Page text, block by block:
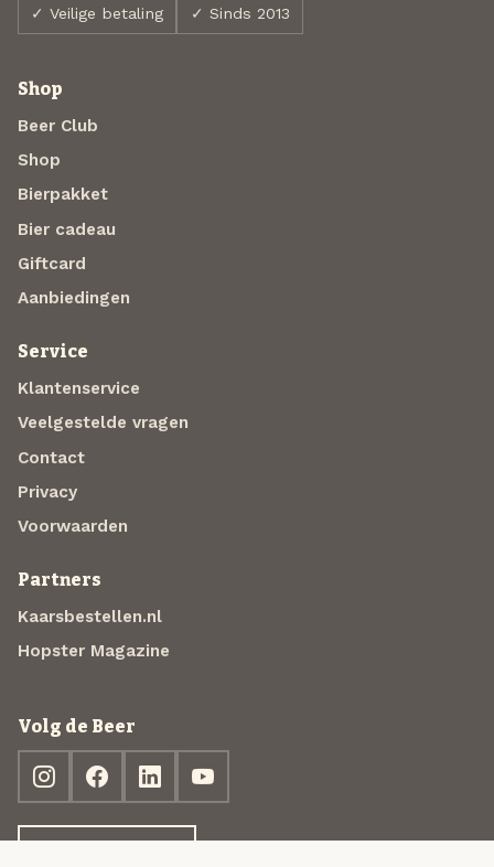
✓ Veilige betaling ✓ Sinds 2013
Shop
Beer Club
Shop
Bierpakket
Bier cadeau
Giftcard
Aanbiedingen
Service
Klantenservice
Veelgestelde vragen
Contact
Privacy
Voorwaarden
Partners
Kaarsbestellen.nl
Hopster Magazine
Volg de Beer